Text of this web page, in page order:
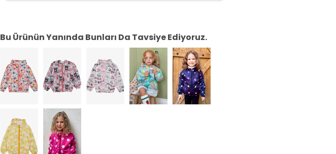
Bu Ürünün Yanında Bunları Da Tavsiye Ediyoruz.